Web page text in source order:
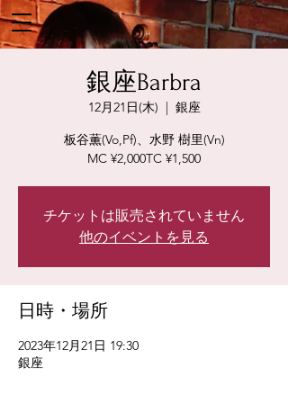
銀座Barbra
12月21日(木)
  |
銀座
板谷薫(Vo,Pf)、水野 樹里(Vn)
MC ¥2,000TC ¥1,500
チケットは販売されていません
他のイベントを見る
日時・場所
2023年12月21日 19:30
銀座